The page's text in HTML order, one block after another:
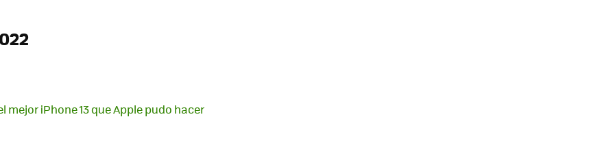
mejor iPhone 13 que Apple pudo hacer